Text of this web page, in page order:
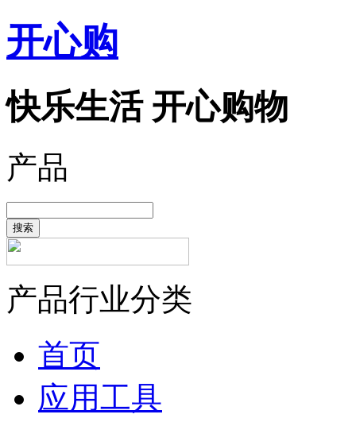
开心购
快乐生活 开心购物
产品
搜索
产品行业分类
首页
应用工具